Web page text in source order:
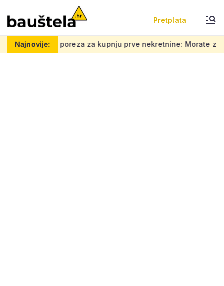
Pretplata
Najnovije:
za kupnju prve nekretnine: Morate znati ovih 5 stvari, bez